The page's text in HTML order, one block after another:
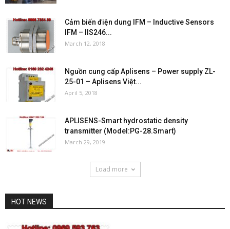
Cảm biến điện dung IFM – Inductive Sensors
IFM – IIS246...
March 12, 2018
Nguồn cung cấp Aplisens – Power supply ZL-
25-01 – Aplisens Việt...
April 5, 2018
APLISENS-Smart hydrostatic density
transmitter (Model:PG-28.Smart)
March 29, 2019
Load more
HOT NEWS